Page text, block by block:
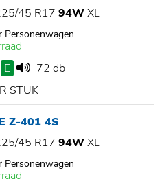
45 R17 94WXL
Personenwagen
E
72 db
STUK
Z-401 4S
45 R17 94WXL
Personenwagen